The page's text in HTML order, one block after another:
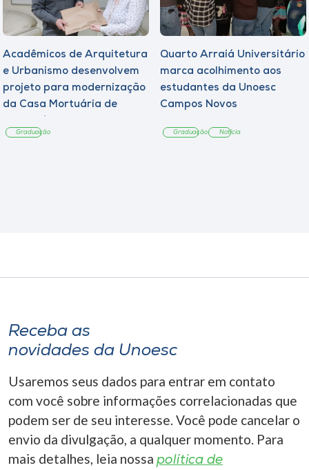
Acadêmicos de Arquitetura
e Urbanismo desenvolvem
projeto para modernização
da Casa Mortuária de
Graduação
Quarto Arraiá Universitário
marca acolhimento aos
estudantes da Unoesc
Campos Novos
Graduação Notícia
Receba as
novidades da Unoesc
Usaremos seus dados para entrar em contato
com você sobre informações correlacionadas que
podem ser de seu interesse. Você pode cancelar o
envio da divulgação, a qualquer momento. Para
mais detalhes, leia nossa política de